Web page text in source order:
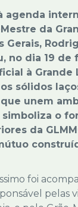
agenda
da
Gerais,
no dia 19 de
à Grande
sólidos
unem
simboliza o
da
foi
pelas